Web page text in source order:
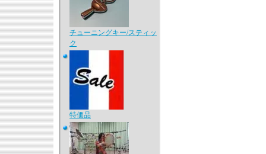
チューニングキー/スティッ
ク
特価品